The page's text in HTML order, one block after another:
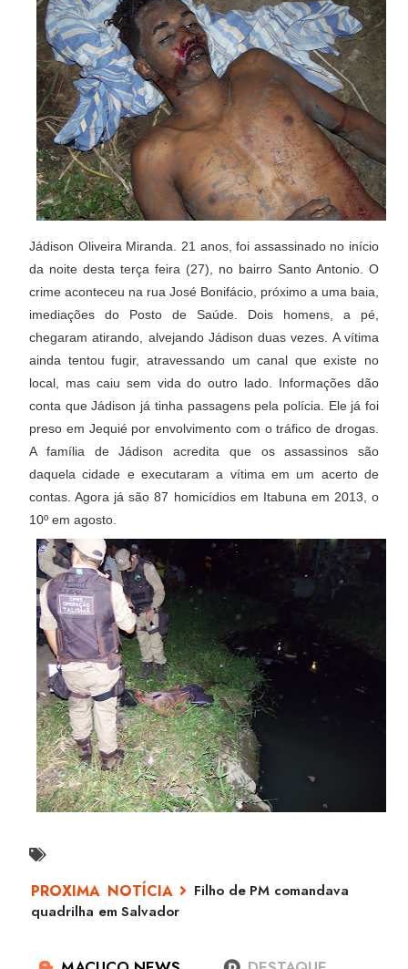
Jádison Oliveira Miranda. 21 anos, foi assassinado no início
da noite desta terça feira (27), no bairro Santo Antonio. O
crime aconteceu na rua José Bonifácio, próximo a uma baia,
imediações do Posto de Saúde. Dois homens, a pé,
chegaram atirando, alvejando Jádison duas vezes. A vítima
ainda tentou fugir, atravessando um canal que existe no
local, mas caiu sem vida do outro lado. Informações dão
conta que Jádison já tinha passagens pela polícia. Ele já foi
preso em Jequié por envolvimento com o tráfico de drogas.
A família de Jádison acredita que os assassinos são
daquela cidade e executaram a vítima em um acerto de
contas. Agora já são 87 homicídios em Itabuna em 2013, o
10º em agosto.
Filho de PM comandava
quadrilha em Salvador